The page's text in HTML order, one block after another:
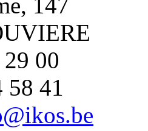
00
58 41